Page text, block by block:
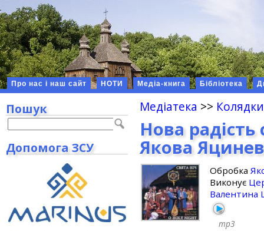
Про нас і наш сайт НОТИ Медіа-книга Бібліотека
Медіатека >>
Нова
Якова
Обробка
Виконує
Валентина
mp3
Пошук
Допомога ЗСУ